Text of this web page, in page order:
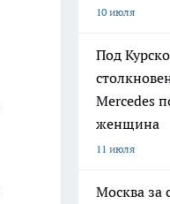
10 июля
Под
Mercedes
женщина
11 июля
Москва за